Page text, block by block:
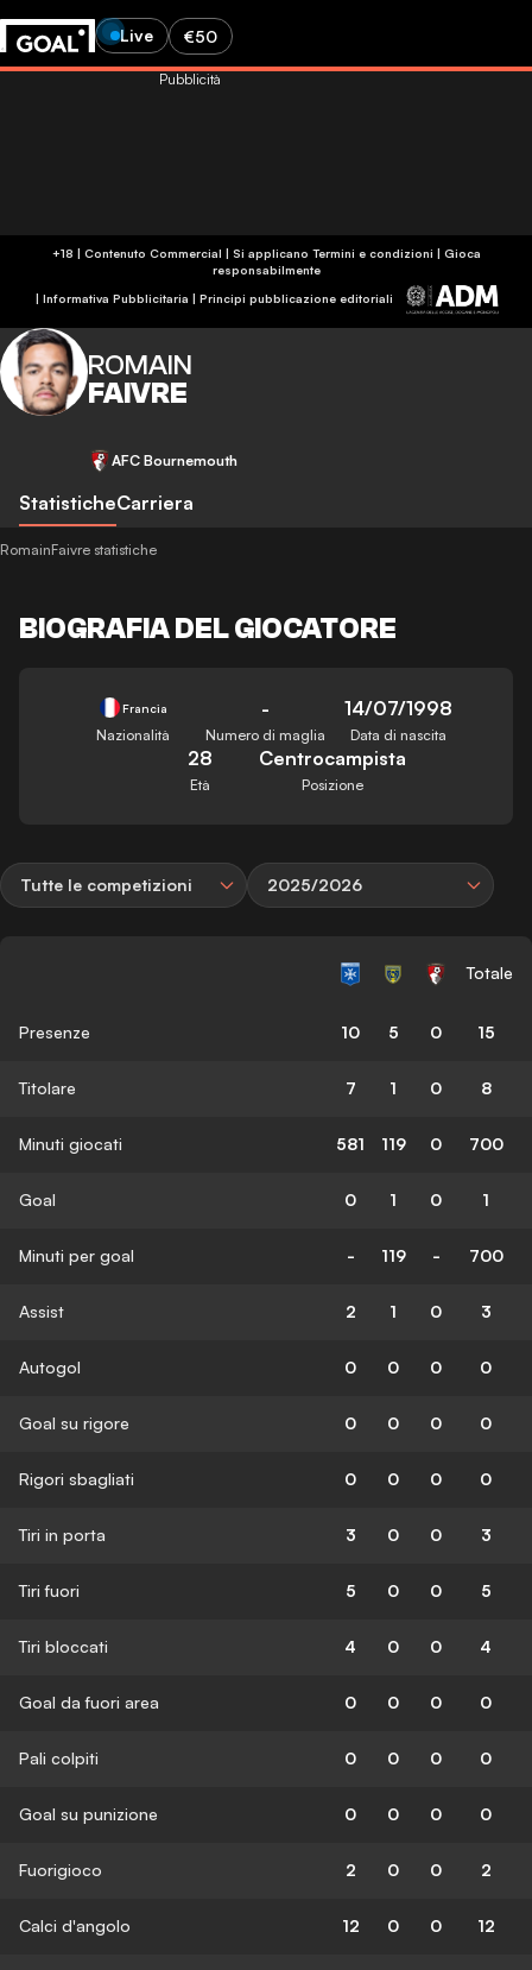
Live €50
+18 | Contenuto Commercial | Si applicano Termini e condizioni | Gioca
responsabilmente
| Informativa Pubblicitaria | Principi pubblicazione editoriali
Pubblicità
ROMAIN
FAIVRE
AFC Bournemouth
StatisticheCarriera
RomainFaivre statistiche
BIOGRAFIA DEL GIOCATORE
Francia
Nazionalità
-
Numero di maglia
14/07/1998
Data di nascita
28
Età
Centrocampista
Posizione
Tutte le competizioni 2025/2026
Totale
Presenze 10 5 0 15
Titolare 7 1 0 8
Minuti giocati 581 119 0 700
Goal 0 1 0 1
Minuti per goal - 119 - 700
Assist 2 1 0 3
Autogol 0 0 0 0
Goal su rigore 0 0 0 0
Rigori sbagliati 0 0 0 0
Tiri in porta 3 0 0 3
Tiri fuori 5 0 0 5
Tiri bloccati 4 0 0 4
Goal da fuori area 0 0 0 0
Pali colpiti 0 0 0 0
Goal su punizione 0 0 0 0
Fuorigioco 2 0 0 2
Calci d'angolo 12 0 0 12